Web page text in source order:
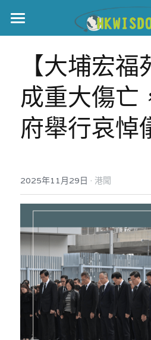
主頁
世界盃
伊美戰爭
黎智英案
美西媒體謊言實錄
宏福‧革新
宏福苑聽證會
宏福火災正視聽
記錄．宏福苑火災
港聞
中國
國際
反華推手你要知
反華推手懶人包
KOL 專欄
【大埔宏
成重大傷亡
府舉行哀悼
2025年11月29日 · 港聞